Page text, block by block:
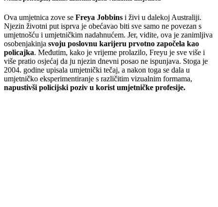
Ova umjetnica zove se Freya Jobbins i živi u dalekoj Australiji.
Njezin životni put isprva je obećavao biti sve samo ne povezan s
umjetnošću i umjetničkim nadahnućem. Jer, vidite, ova je zanimljiva
osobenjakinja svoju poslovnu karijeru prvotno započela kao
policajka. Međutim, kako je vrijeme prolazilo, Freyu je sve više i
više pratio osjećaj da ju njezin dnevni posao ne ispunjava. Stoga je
2004. godine upisala umjetnički tečaj, a nakon toga se dala u
umjetničko eksperimentiranje s različitim vizualnim formama,
napustivši policijski poziv u korist umjetničke profesije.